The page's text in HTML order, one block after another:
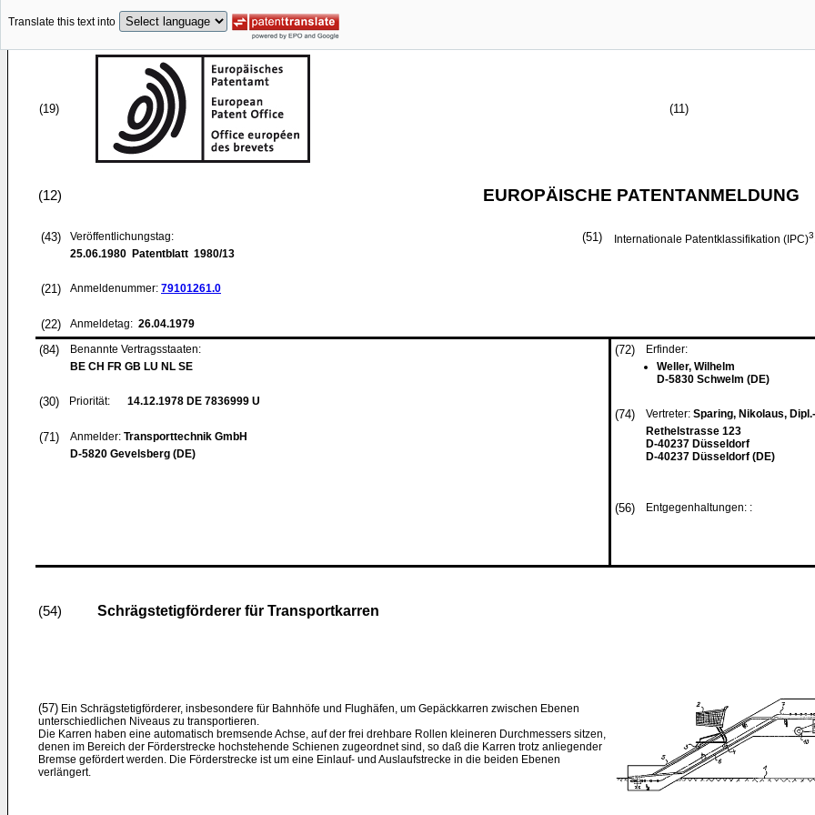
Translate this text into
(19) (11)
(12) EUROPÄISCHE PATENTANMELDUNG
(43)
Veröffentlichungstag:
25.06.1980 Patentblatt 1980/13
(21) Anmeldenummer: 79101261.0
(22) Anmeldetag: 26.04.1979
(51) Internationale Patentklassifikation (IPC)3
(84)
Benannte Vertragsstaaten:
BE CH FR GB LU NL SE
(30) Priorität: 14.12.1978 DE 7836999 U
(71) Anmelder: Transporttechnik GmbH
D-5820 Gevelsberg (DE)
(72)
Erfinder:
Weller, Wilhelm
D-5830 Schwelm (DE)
(74) Vertreter: Sparing, Nikolaus,
Rethelstrasse 123
D-40237 Düsseldorf
D-40237 Düsseldorf (DE)
(56) Entgegenhaltungen: :
(54) Schrägstetigförderer für Transportkarren
(57) Ein Schrägstetigförderer, insbesondere für Bahnhöfe und Flughäfen, um Gepäckkarren zwischen Ebenen
unterschiedlichen Niveaus zu transportieren.
Die Karren haben eine automatisch bremsende Achse, auf der frei drehbare Rollen kleineren Durchmessers sitzen,
denen im Bereich der Förderstrecke hochstehende Schienen zugeordnet sind, so daß die Karren trotz anliegender
Bremse gefördert werden. Die Förderstrecke ist um eine Einlauf- und Auslaufstrecke in die beiden Ebenen
verlängert.